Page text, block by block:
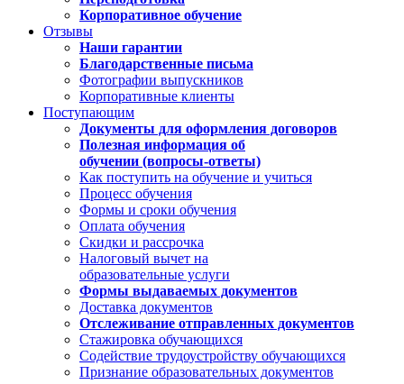
Корпоративное обучение
Отзывы
Наши гарантии
Благодарственные письма
Фотографии выпускников
Корпоративные клиенты
Поступающим
Документы для оформления договоров
Полезная информация об
обучении (вопросы-ответы)
Как поступить на обучение и учиться
Процесс обучения
Формы и сроки обучения
Оплата обучения
Скидки и рассрочка
Налоговый вычет на
образовательные услуги
Формы выдаваемых документов
Доставка документов
Отслеживание отправленных документов
Стажировка обучающихся
Содействие трудоустройству обучающихся
Признание образовательных документов